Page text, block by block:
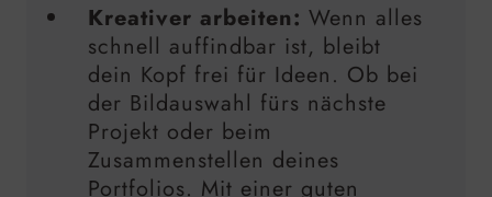
Kreativer arbeiten: Wenn alles
schnell auffindbar ist, bleibt
dein Kopf frei für Ideen. Ob bei
der Bildauswahl fürs nächste
Projekt oder beim
Zusammenstellen deines
Portfolios. Mit einer guten